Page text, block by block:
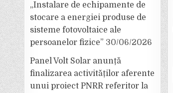
„Instalare de echipamente de
stocare a energiei produse de
sisteme fotovoltaice ale
persoanelor fizice” 30/06/2026
Panel Volt Solar anunță
finalizarea activităților aferente
unui proiect PNRR referitor la